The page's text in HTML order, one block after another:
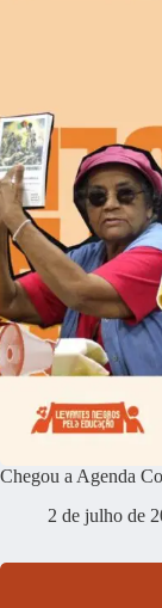
Chegou a Agenda
2 de julho de